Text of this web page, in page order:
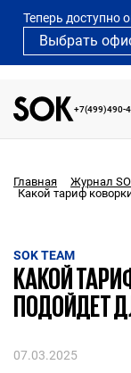
Теперь доступно
Выбрать
+7(499)490-
Главная
Журнал
Какой тариф
SOK TEAM
КАКОЙ
ПОДОЙДЕТ
07.03.2025